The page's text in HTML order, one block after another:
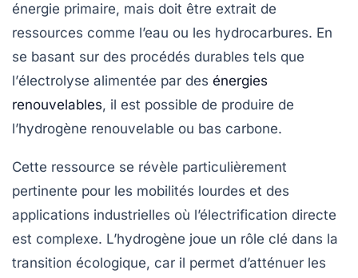
énergie primaire, mais doit être extrait de
ressources comme l’eau ou les hydrocarbures. En
se basant sur des procédés durables tels que
l’électrolyse alimentée par des énergies
renouvelables, il est possible de produire de
l’hydrogène renouvelable ou bas carbone.
Cette ressource se révèle particulièrement
pertinente pour les mobilités lourdes et des
applications industrielles où l’électrification directe
est complexe. L’hydrogène joue un rôle clé dans la
transition écologique, car il permet d’atténuer les